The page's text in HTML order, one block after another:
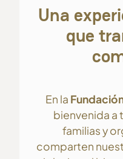
Una
que
En la
bienvenida a
familias y
comparten